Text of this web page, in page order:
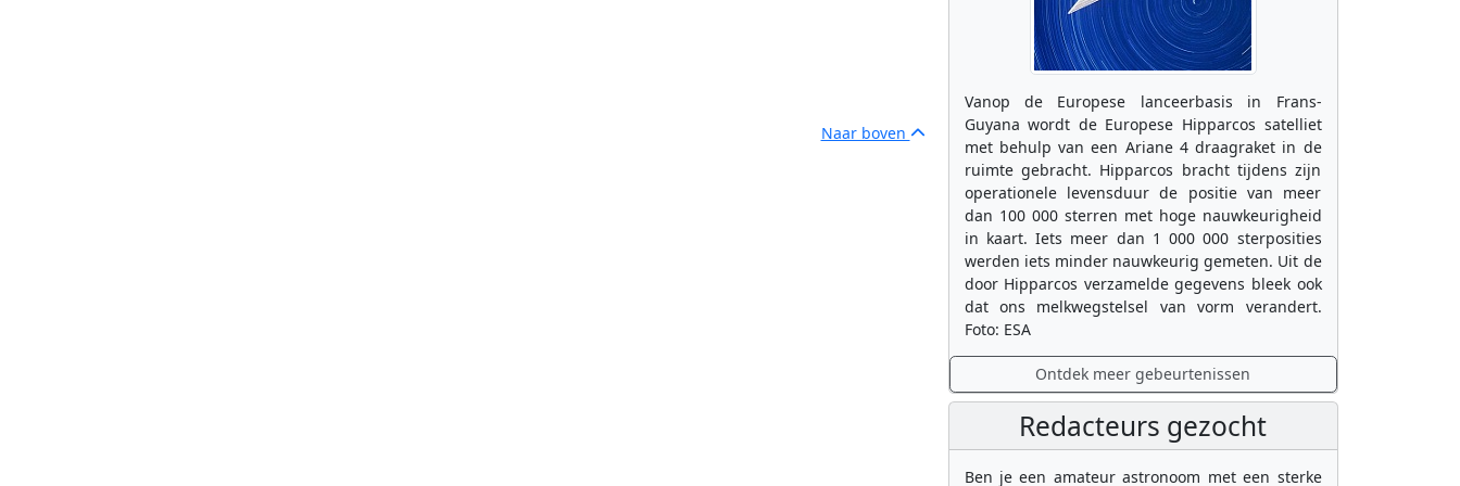
Naar boven
Vanop de Europese lanceerbasis in Frans-
Guyana wordt de Europese Hipparcos satelliet
met behulp van een Ariane 4 draagraket in de
ruimte gebracht. Hipparcos bracht tijdens zijn
operationele levensduur de positie van meer
dan 100 000 sterren met hoge nauwkeurigheid
in kaart. Iets meer dan 1 000 000 sterposities
werden iets minder nauwkeurig gemeten. Uit de
door Hipparcos verzamelde gegevens bleek ook
dat ons melkwegstelsel van vorm verandert.
Foto: ESA
Ontdek meer gebeurtenissen
Redacteurs gezocht
Ben je een amateur astronoom met een sterke